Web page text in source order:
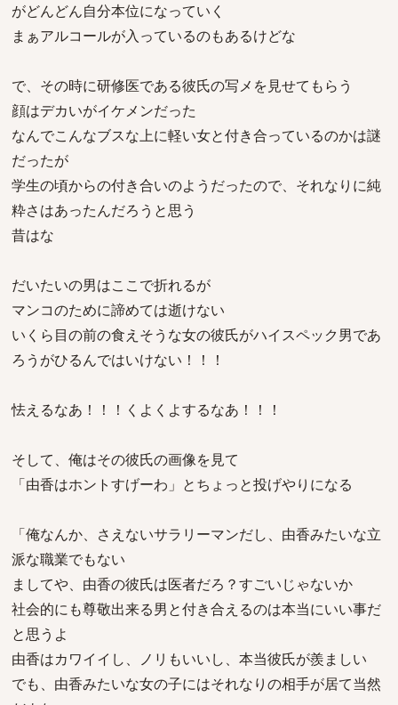
がどんどん自分本位になっていく
まぁアルコールが入っているのもあるけどな
で、その時に研修医である彼氏の写メを見せてもらう
顔はデカいがイケメンだった
なんでこんなブスな上に軽い女と付き合っているのかは謎
だったが
学生の頃からの付き合いのようだったので、それなりに純
粋さはあったんだろうと思う
昔はな
だいたいの男はここで折れるが
マンコのために諦めては逝けない
いくら目の前の食えそうな女の彼氏がハイスペック男であ
ろうがひるんではいけない！！！
怯えるなあ！！！くよくよするなあ！！！
そして、俺はその彼氏の画像を見て
「由香はホントすげーわ」とちょっと投げやりになる
「俺なんか、さえないサラリーマンだし、由香みたいな立
派な職業でもない
ましてや、由香の彼氏は医者だろ？すごいじゃないか
社会的にも尊敬出来る男と付き合えるのは本当にいい事だ
と思うよ
由香はカワイイし、ノリもいいし、本当彼氏が羨ましい
でも、由香みたいな女の子にはそれなりの相手が居て当然